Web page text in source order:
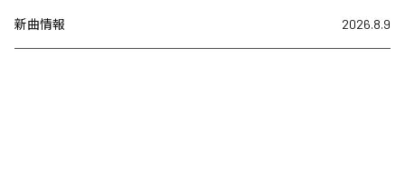
新曲情報 2026.8.9